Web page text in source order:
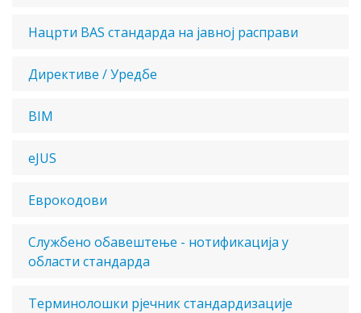
Нацрти BAS стандарда на јавној расправи
Директиве / Уредбе
BIM
eJUS
Еврокодови
Службено обавештење - нотификација у
области стандарда
Терминолошки рјечник стандардизације